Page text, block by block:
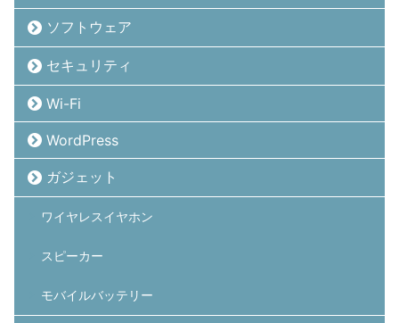
ソフトウェア
セキュリティ
Wi-Fi
WordPress
ガジェット
ワイヤレスイヤホン
スピーカー
モバイルバッテリー